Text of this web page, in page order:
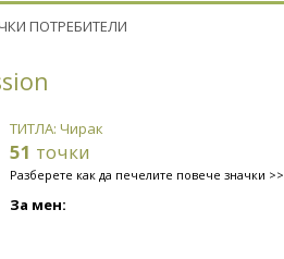
ПОТРЕБИТЕЛИ
ТИТЛА: Чирак
51 точки
Разберете как да печелите повече значки >>
За мен: